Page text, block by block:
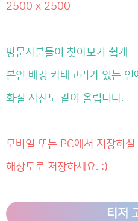
2500 x 2500
방문자분들이 찾아보기 쉽게
본인 배경 카테고리가 있는
화질 사진도 같이 올립니다.
모바일 또는 PC에서 저장하
해상도로 저장하세요. :)
티저